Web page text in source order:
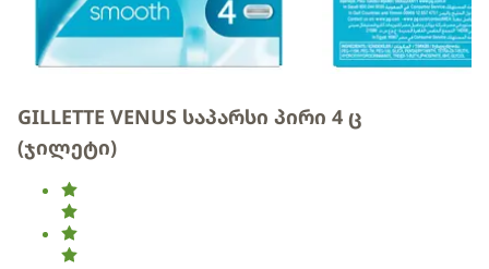
GILLETTE VENUS საპარსი პირი 4 ც
(ჯილეტი)